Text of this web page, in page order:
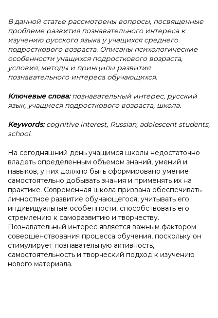
В данной статье рассмотрены вопросы, посвященные
проблеме развития познавательного интереса к
изучению русского языка у учащихся среднего
подросткового возраста. Описаны психологические
особенности учащихся подросткового возраста,
условия, методы и принципы развития
познавательного интереса обучающихся.
Ключевые слова:познавательный интерес, русский
язык, учащиеся подросткового возраста, школа.
Keywords:cognitive interest, Russian, adolescent students,
school.
На сегодняшний день учащимся школы недостаточно
владеть определенным объемом знаний, умений и
навыков, у них должно быть сформировано умение
самостоятельно добывать знания и применять их на
практике. Современная школа призвана обеспечивать
личностное развитие обучающегося, учитывать его
индивидуальные особенности, способствовать его
стремлению к саморазвитию и творчеству.
Познавательный интерес является важным фактором
совершенствования процесса обучения, поскольку он
стимулирует познавательную активность,
самостоятельность и творческий подход к изучению
нового материала.